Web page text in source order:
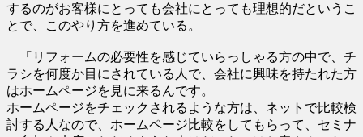
するのがお客様にとっても会社にとっても理想的だというこ
とで、このやり方を進めている。
「リフォームの必要性を感じていらっしゃる方の中で、チ
ラシを何度か目にされている人で、会社に興味を持たれた方
はホームページを見に来るんです。
ホームページをチェックされるような方は、ネットで比較検
討する人なので、ホームページ比較をしてもらって、セミナ